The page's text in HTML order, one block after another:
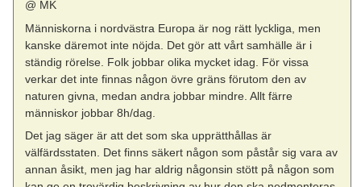
@ MK
Människorna i nordvästra Europa är nog rätt lyckliga, men
kanske däremot inte nöjda. Det gör att vårt samhälle är i
ständig rörelse. Folk jobbar olika mycket idag. För vissa
verkar det inte finnas någon övre gräns förutom den av
naturen givna, medan andra jobbar mindre. Allt färre
människor jobbar 8h/dag.
Det jag säger är att det som ska upprätthållas är
välfärdsstaten. Det finns säkert någon som påstår sig vara av
annan åsikt, men jag har aldrig någonsin stött på någon som